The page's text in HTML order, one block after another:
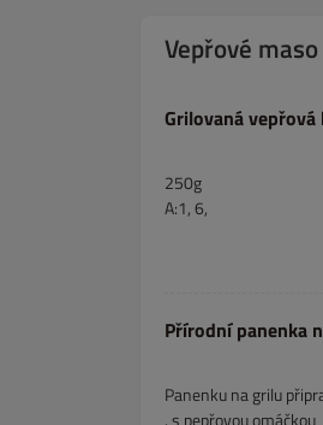
Vepřové maso
Grilovaná vepřová
250g
A:1, 6,
Přírodní panenka
Panenku na grilu
. s pepřovou omáčkou